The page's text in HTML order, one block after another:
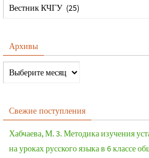
Архивы
Свежие поступления
Хабчаева, М. 3. Методика изучения
на уроках русского языка в 6 классе